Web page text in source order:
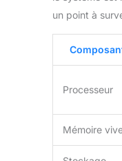
un point à
Processeur
Mémoire